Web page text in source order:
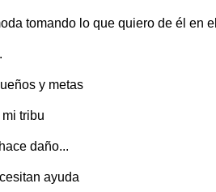
tomando lo que quiero de él en
y metas
tribu
daño...
ayuda